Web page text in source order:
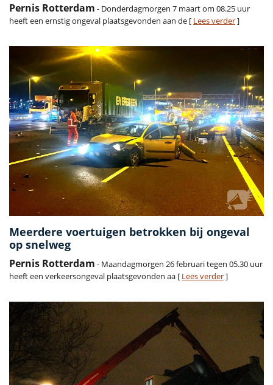
Pernis Rotterdam - Donderdagmorgen 7 maart om 08.25 uur
heeft een ernstig ongeval plaatsgevonden aan de [ Lees verder]
Meerdere voertuigen betrokken bij ongeval
op snelweg
Pernis Rotterdam - Maandagmorgen 26 februari tegen 05.30 uur
heeft een verkeersongeval plaatsgevonden aa [ Lees verder]